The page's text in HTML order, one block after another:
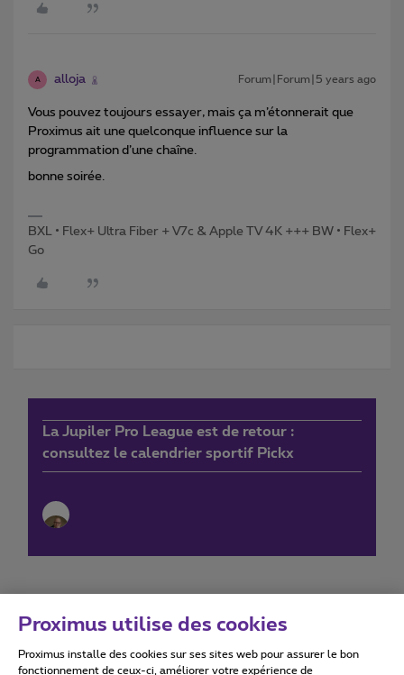
A alloja Forum|Forum|5 years ago
Vous pouvez toujours essayer, mais ça m’étonnerait que
Proximus ait une quelconque influence sur la
programmation d’une chaîne.
bonne soirée.
BXL • Flex+ Ultra Fiber + V7c & Apple TV 4K +++ BW • Flex+
Go
La Jupiler Pro League est de retour :
consultez le calendrier sportif Pickx
Conditions d'utilisation Accessibility statement
Proximus utilise des cookies
Proximus installe des cookies sur ses sites web pour assurer le bon
fonctionnement de ceux-ci, améliorer votre expérience de